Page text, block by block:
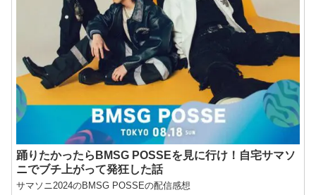
踊りたかったらBMSG POSSEを見に行け！自宅サマソ
ニでブチ上がって発狂した話
サマソニ2024のBMSG POSSEの配信感想